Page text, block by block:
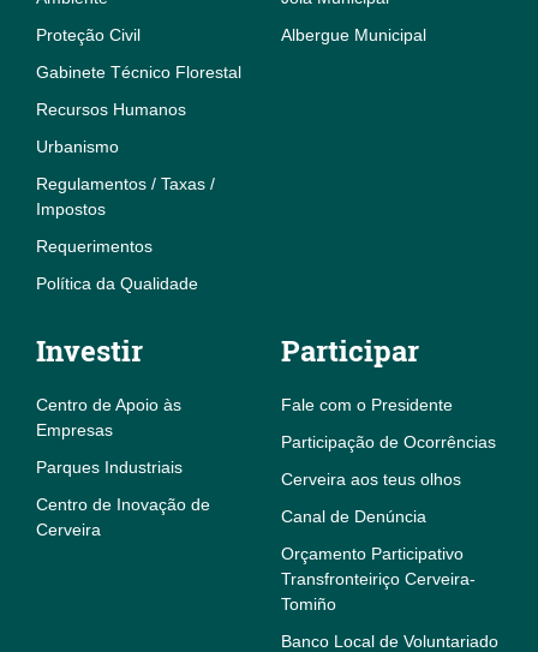
Proteção Civil
Gabinete Técnico Florestal
Recursos Humanos
Urbanismo
Regulamentos / Taxas /
Impostos
Requerimentos
Política da Qualidade
Albergue Municipal
Investir
Centro de Apoio às
Empresas
Parques Industriais
Centro de Inovação de
Cerveira
Participar
Fale com o Presidente
Participação de Ocorrências
Cerveira aos teus olhos
Canal de Denúncia
Orçamento Participativo
Transfronteiriço Cerveira-
Tomiño
Banco Local de Voluntariado